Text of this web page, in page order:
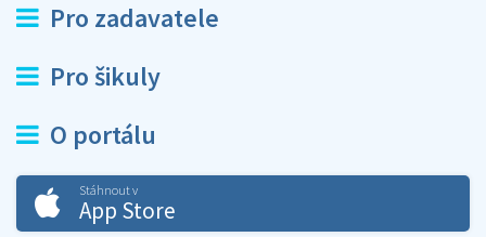
Pro zadavatele
Pro šikuly
O portálu
Stáhnout v
App Store